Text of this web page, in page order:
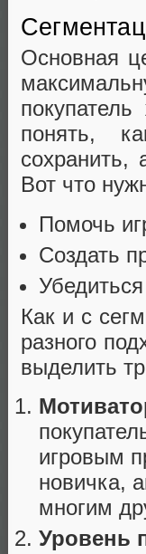
Основная
понять,
сохранить,
Вот что
Помочь
Создать
Как и с
разного
выделить
игровым
новичка,
многим
Уровень